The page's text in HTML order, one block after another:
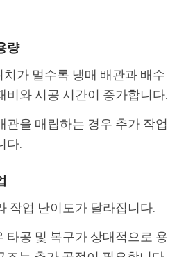
량
가 멀수록 냉매 배관과 배수
비와 시공 시간이 증가합니다.
관을 매립하는 경우 추가 작업
다.
작업 난이도가 달라집니다.
타공 및 복구가 상대적으로 용